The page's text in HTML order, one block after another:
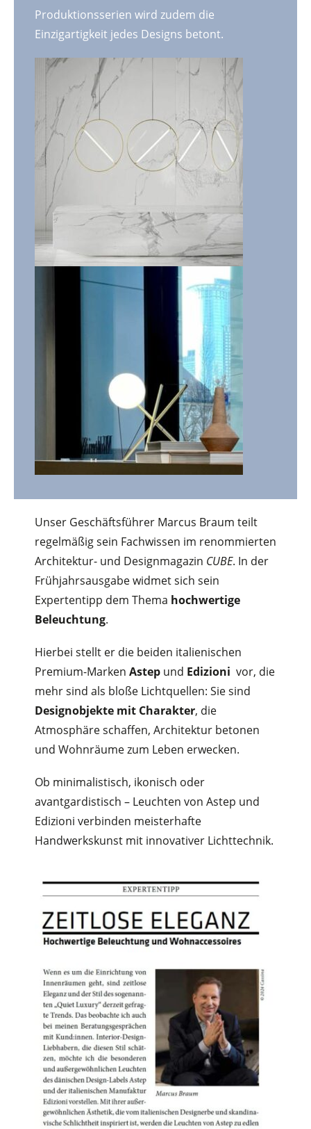
Produktionsserien wird zudem die
Einzigartigkeit jedes Designs betont.
Unser Geschäftsführer Marcus Braum teilt
regelmäßig sein Fachwissen im renommierten
Architektur- und Designmagazin CUBE. In der
Frühjahrsausgabe widmet sich sein
Expertentipp dem Thema hochwertige
Beleuchtung.
Hierbei stellt er die beiden italienischen
Premium-Marken Astep und Edizioni vor, die
mehr sind als bloße Lichtquellen: Sie sind
Designobjekte mit Charakter, die
Atmosphäre schaffen, Architektur betonen
und Wohnräume zum Leben erwecken.
Ob minimalistisch, ikonisch oder
avantgardistisch – Leuchten von Astep und
Edizioni verbinden meisterhafte
Handwerkskunst mit innovativer Lichttechnik.